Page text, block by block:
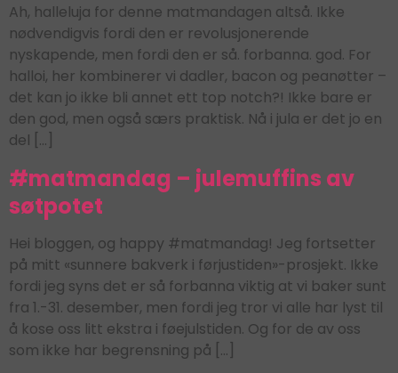
Ah, halleluja for denne matmandagen altså. Ikke
nødvendigvis fordi den er revolusjonerende
nyskapende, men fordi den er så. forbanna. god. For
halloi, her kombinerer vi dadler, bacon og peanøtter –
det kan jo ikke bli annet ett top notch?! Ikke bare er
den god, men også særs praktisk. Nå i jula er det jo en
del […]
#matmandag – julemuffins av
søtpotet
Hei bloggen, og happy #matmandag! Jeg fortsetter
på mitt «sunnere bakverk i førjustiden»-prosjekt. Ikke
fordi jeg syns det er så forbanna viktig at vi baker sunt
fra 1.-31. desember, men fordi jeg tror vi alle har lyst til
å kose oss litt ekstra i føejulstiden. Og for de av oss
som ikke har begrensning på […]